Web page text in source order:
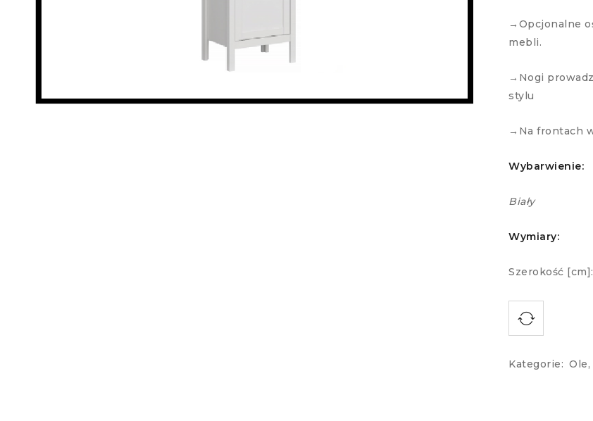
→Opcjonalne
mebli.
→Nogi
stylu
→Na frontach
Wybarwienie:
Biały
Wymiary:
Szerokość [cm]:
Kategorie: Ole,